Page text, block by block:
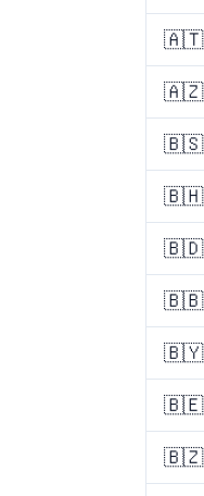
🇦🇹
🇦🇿
🇧🇸
🇧🇭
🇧🇩
🇧🇧
🇧🇾
🇧🇪
🇧🇿